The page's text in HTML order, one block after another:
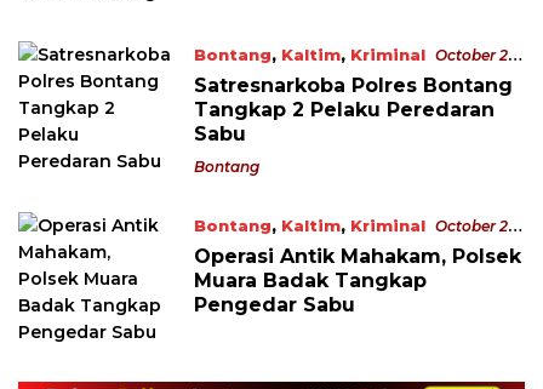
Bontang, Kaltim, Kriminal October 22,
2022
Satresnarkoba Polres Bontang
Tangkap 2 Pelaku Peredaran
Sabu
Bontang
Bontang, Kaltim, Kriminal October 21,
2022
Operasi Antik Mahakam, Polsek
Muara Badak Tangkap
Pengedar Sabu